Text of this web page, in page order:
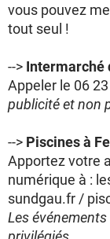
vous pouvez
tout seul !
--> Intermarché
Appeler le 06
publicité et non
--> Piscines à
Apportez votre
numérique à :
sundgau.fr /
Les